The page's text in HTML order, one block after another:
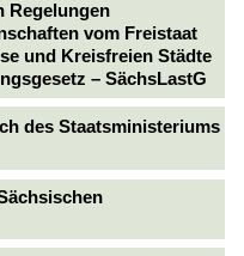
Regelungen
vom Freistaat
und Kreisfreien Städte
– SächsLastG
des Staatsministeriums